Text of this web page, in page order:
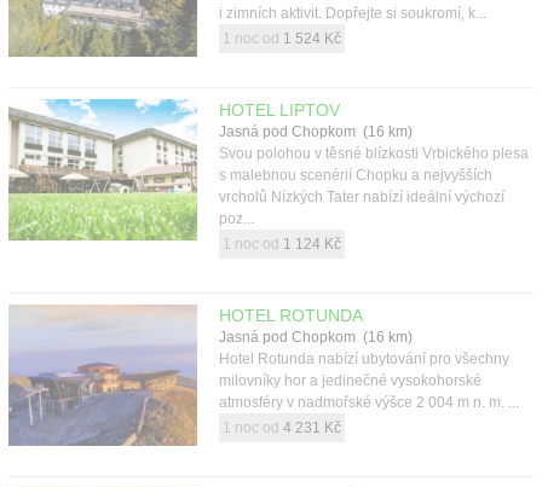
i zimních aktivit. Dopřejte si soukromí, k...
1 noc od 1 524 Kč
HOTEL LIPTOV
Jasná pod Chopkom (16 km)
Svou polohou v těsné blízkosti Vrbického plesa
s malebnou scenérií Chopku a nejvyšších
vrcholů Nízkých Tater nabízí ideální výchozí
poz...
1 noc od 1 124 Kč
HOTEL ROTUNDA
Jasná pod Chopkom (16 km)
Hotel Rotunda nabízí ubytování pro všechny
milovníky hor a jedinečné vysokohorské
atmosféry v nadmořské výšce 2 004 m n. m. ...
1 noc od 4 231 Kč